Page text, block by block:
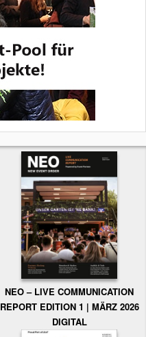
NEO – LIVE COMMUNICATION
REPORT EDITION 1 | MÄRZ 2026
DIGITAL